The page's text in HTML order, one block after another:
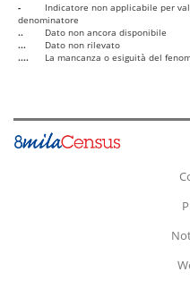
-
Indicatore non applicabile per
denominatore
..
Dato non ancora disponibile
...
Dato non rilevato
....
La mancanza o esiguità del